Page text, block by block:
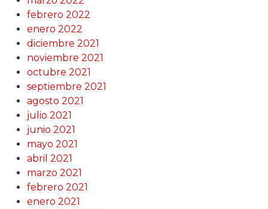
febrero 2022
enero 2022
diciembre 2021
noviembre 2021
octubre 2021
septiembre 2021
agosto 2021
julio 2021
junio 2021
mayo 2021
abril 2021
marzo 2021
febrero 2021
enero 2021